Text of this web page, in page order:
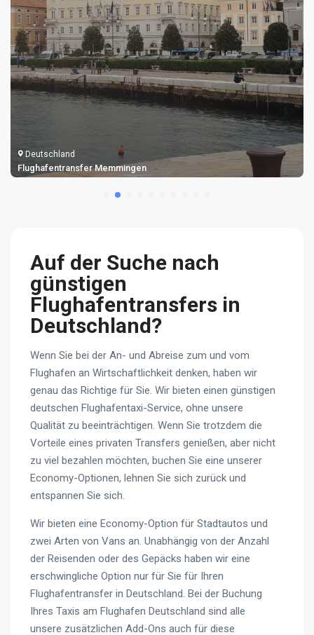
Deutschland
Flughafentransfer Stuttgart
Auf der Suche nach
günstigen
Flughafentransfers in
Deutschland?
Wenn Sie bei der An- und Abreise zum und vom
Flughafen an Wirtschaftlichkeit denken, haben wir
genau das Richtige für Sie. Wir bieten einen günstigen
deutschen Flughafentaxi-Service, ohne unsere
Qualität zu beeinträchtigen. Wenn Sie trotzdem die
Vorteile eines privaten Transfers genießen, aber nicht
zu viel bezahlen möchten, buchen Sie eine unserer
Economy-Optionen, lehnen Sie sich zurück und
entspannen Sie sich.
Wir bieten eine Economy-Option für Stadtautos und
zwei Arten von Vans an. Unabhängig von der Anzahl
der Reisenden oder des Gepäcks haben wir eine
erschwingliche Option nur für Sie für Ihren
Flughafentransfer in Deutschland. Bei der Buchung
Ihres Taxis am Flughafen Deutschland sind alle
unsere zusätzlichen Add-Ons auch für diese